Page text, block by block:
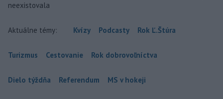
neexistovala
Aktuálne témy: Kvízy Podcasty Rok Ľ.Štúra
Turizmus Cestovanie Rok dobrovoľníctva
Dielo týždňa Referendum MS v hokeji